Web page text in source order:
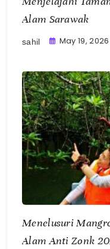
Alam Sarawak
sahil May 19, 2026
Menelusuri
Alam Anti Zonk